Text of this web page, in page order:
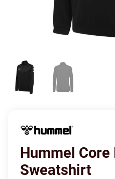
Hummel
Sweatshirt